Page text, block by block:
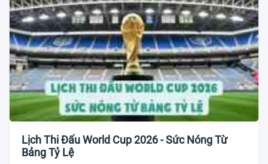
Lịch Thi Đấu World Cup 2026 - Sức Nóng Từ
Bảng Tỷ Lệ